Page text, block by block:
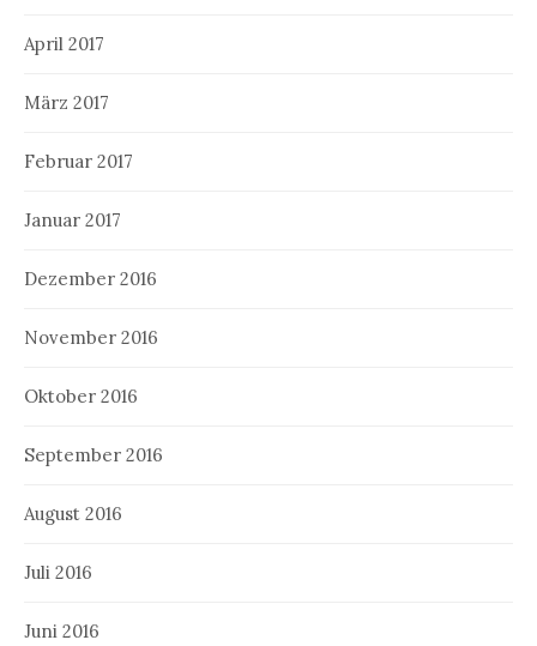
April 2017
März 2017
Februar 2017
Januar 2017
Dezember 2016
November 2016
Oktober 2016
September 2016
August 2016
Juli 2016
Juni 2016